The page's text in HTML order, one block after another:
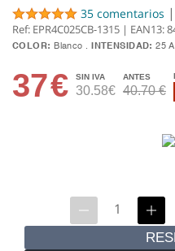
35 comentarios |
Ref: EPR4C025CB-1315 | EAN13:
COLOR: Blanco INTENSIDAD: 25 A
37€ SIN IVA
30.58€
ANTES
40.70 €